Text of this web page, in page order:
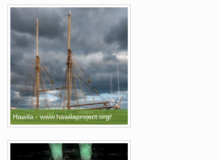
Hawila - www.hawilaproject.org/